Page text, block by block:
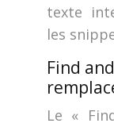
texte
les
Find
Le «